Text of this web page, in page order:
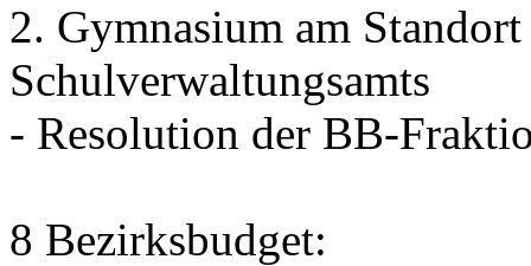
2. Gymnasium am
Schulverwaltungsamts
- Resolution der BB-
8 Bezirksbudget: